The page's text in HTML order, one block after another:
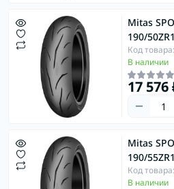
Mitas
190/
Код
В наличии
17 576
Mitas
190/
Код
В наличии